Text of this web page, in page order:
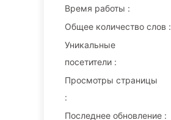
Время работы :
Общее количество слов :
Уникальные
посетители :
Просмотры страницы
:
Последнее обновление :